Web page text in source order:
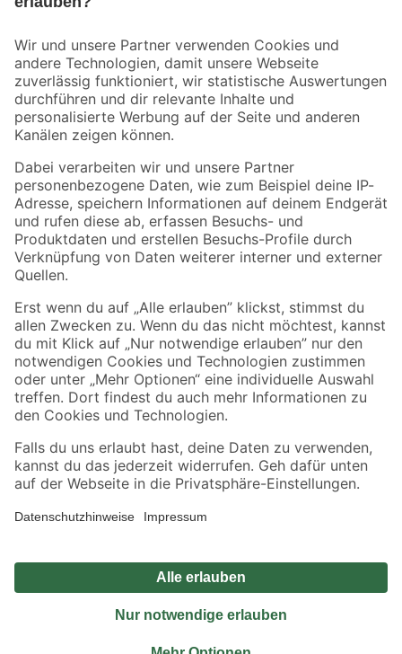
Der toom Newsletter: Keine Angebote und Aktionen mehr verpassen!
Zur Newsletter Anmeldung
Folge uns
Zahlungsarten Versandarten
Sicher einkaufen
Jetzt die toom-App herunterladen
Alle Preisangaben in EUR inkl. gesetzl. MwSt.. Die dargestellten Angebote sind unter
Umständen nicht in allen Märkten verfügbar. Die angegebenen Verfügbarkeiten beziehen
Produkte nur solange der Vorrat reicht.
*Paketversand ab 59 € versandkostenfrei, gilt nicht für Artikel mit Speditionsversand, hier
Privatsphäre Impressum
Nutzungsbedingungen
Widerrufsrecht
Vertrag widerrufen